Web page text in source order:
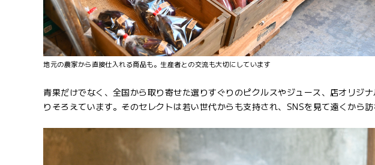
地元の農家から直接仕入れる商品も。生産者との交流も大切にしています
青果だけでなく、全国から取り寄せた選りすぐりのピクルスやジュース、店オリジ
りそろえています。そのセレクトは若い世代からも支持され、SNSを見て遠くから訪